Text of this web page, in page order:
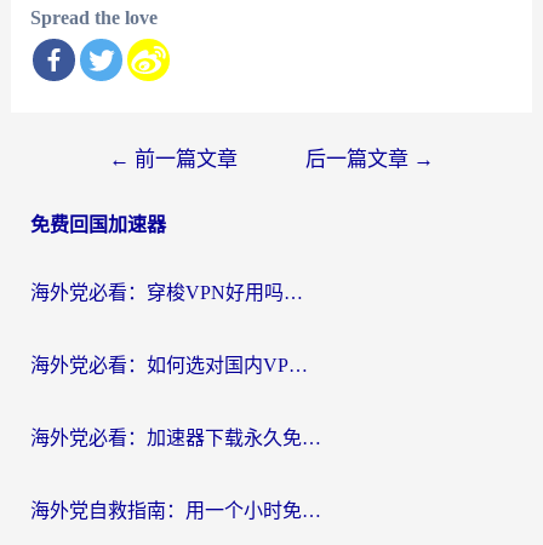
Spread the love
导
← 前一篇文章 后一篇文章 →
免费回国加速器
海外党必看：穿梭VPN好用吗？和云帆VPN对比哪个回国效果更好？附真实测评+避坑指南
海外党必看：如何选对国内VPN，实现无缝访问国内资源？
海外党必看：加速器下载永久免费版真的存在吗？教你无缝访问国内资源的正确姿势
海外党自救指南：用一个小时免费加速器，轻松打破国内资源访问壁垒？